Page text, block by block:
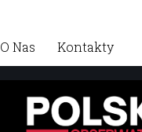
O Nas Kontakty